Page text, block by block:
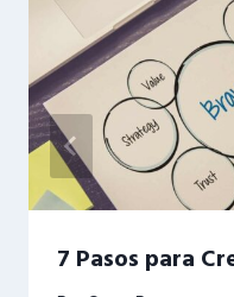
7 Pasos para